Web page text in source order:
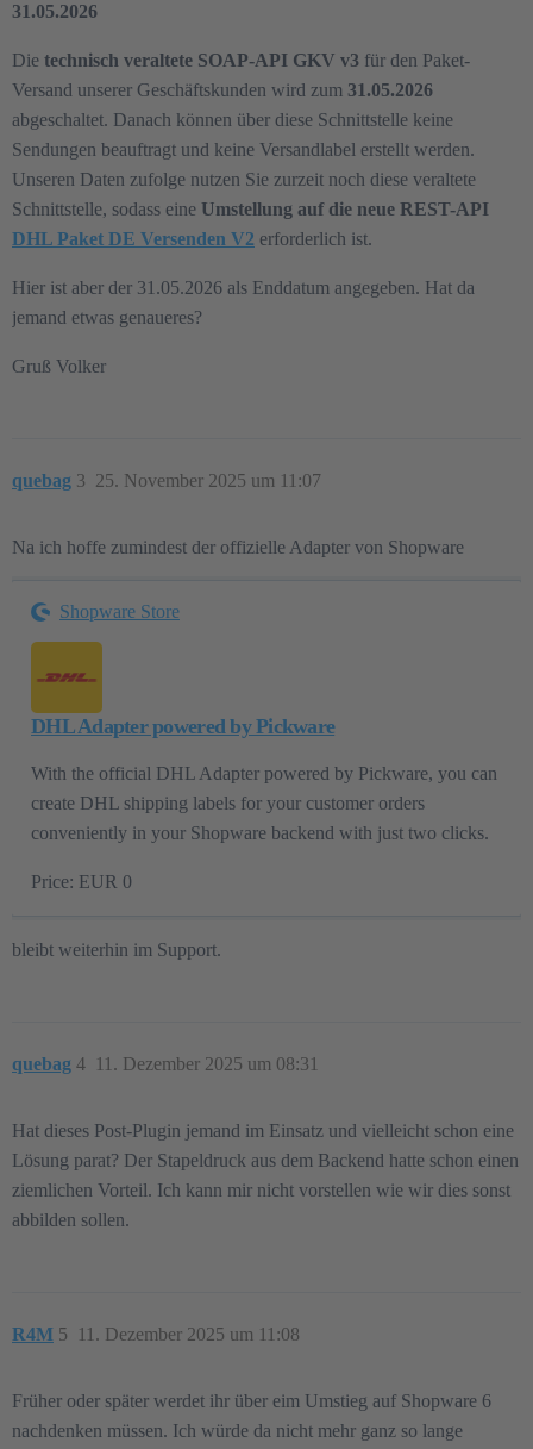
31.05.2026
Die technisch veraltete SOAP-API GKV v3 für den Paket-
Versand unserer Geschäftskunden wird zum 31.05.2026
abgeschaltet. Danach können über diese Schnittstelle keine
Sendungen beauftragt und keine Versandlabel erstellt werden.
Unseren Daten zufolge nutzen Sie zurzeit noch diese veraltete
Schnittstelle, sodass eine Umstellung auf die neue REST-API
DHL Paket DE Versenden V2 erforderlich ist.
Hier ist aber der 31.05.2026 als Enddatum angegeben. Hat da
jemand etwas genaueres?
Gruß Volker
quebag 25. November 2025 um 11:07
3
Na ich hoffe zumindest der offizielle Adapter von Shopware
Shopware Store
DHL Adapter powered by Pickware
With the official DHL Adapter powered by Pickware, you can
create DHL shipping labels for your customer orders
conveniently in your Shopware backend with just two clicks.
Price: EUR 0
bleibt weiterhin im Support.
quebag 11. Dezember 2025 um 08:31
4
Hat dieses Post-Plugin jemand im Einsatz und vielleicht schon eine
Lösung parat? Der Stapeldruck aus dem Backend hatte schon einen
ziemlichen Vorteil. Ich kann mir nicht vorstellen wie wir dies sonst
abbilden sollen.
R4M 11. Dezember 2025 um 11:08
5
Früher oder später werdet ihr über eim Umstieg auf Shopware 6
nachdenken müssen. Ich würde da nicht mehr ganz so lange